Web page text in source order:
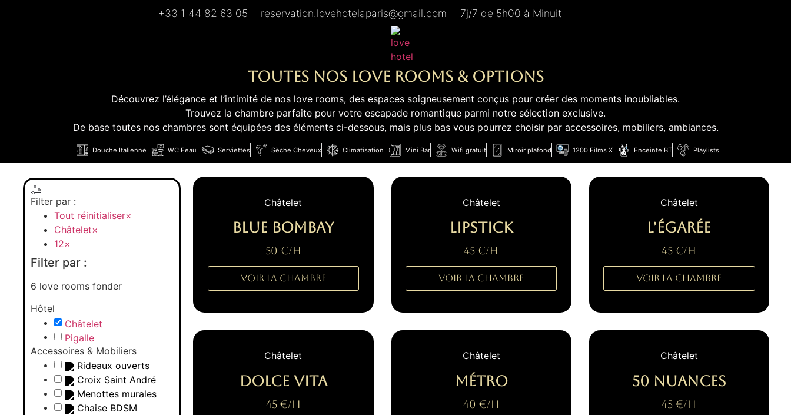
+33 1 44 82 63 05 reservation.lovehotelaparis@gmail.com 7j/7 de 5h00 à Minuit
Toutes nos love rooms & Options
Découvrez l’élégance et l’intimité de nos love rooms, des espaces soigneusement conçus pour créer des moments inoubliables.
Trouvez la chambre parfaite pour votre escapade romantique parmi notre sélection exclusive.
De base toutes nos chambres sont équipées des éléments ci-dessous, mais plus bas vous pourrez choisir par accessoires, mobiliers, ambiances.
Douche Italienne WC Eeau Serviettes Sèche Cheveux Climatisation Mini Bar Wifi gratuit Miroir plafond 1200 Films X Enceinte BT Playlists
Filter par :
Tout réinitialiser×
Châtelet×
12×
Filter par :
6 love rooms fonder
Hôtel
Châtelet
Pigalle
Accessoires & Mobiliers
Rideaux ouverts
Croix Saint André
Menottes murales
Chaise BDSM
Châtelet
Blue Bombay
50 €/H
Voir la Chambre
Châtelet
Lipstick
45 €/H
Voir la Chambre
Châtelet
L’égarée
45 €/H
Voir la Chambre
Châtelet
Dolce Vita
45 €/H
Châtelet
Métro
40 €/H
Châtelet
50 nuances
45 €/H